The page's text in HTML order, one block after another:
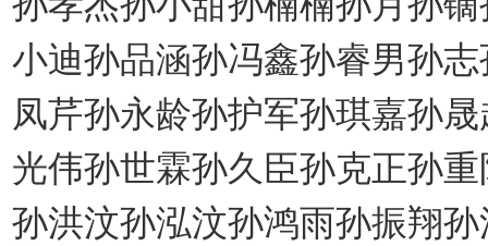
小迪孙品涵孙冯鑫孙睿男孙
凤芹孙永龄孙护军孙琪嘉孙
光伟孙世霖孙久臣孙克正孙
孙洪汶孙泓汶孙鸿雨孙振翔